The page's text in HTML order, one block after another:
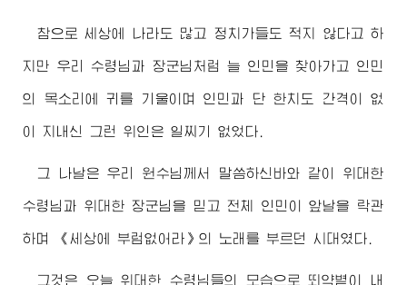
참으로 세상에 나라도 많고 정치가들도 적지 않다고 하
지만 우리 수령님 과 장군님 처럼 늘 인민을 찾아가고 인민
의 목소리에 귀를 기울이며 인민과 단 한치도 간격이 없
이 지내신 그런 위인은 일찌기 없었다.
그 나날은 우리 원수님 께서 말씀하신바와 같이 위대한
수령님 과 위대한 장군님을 믿고 전체 인민이 앞날을 락관
하며 《세상에 부럼없어라》의 노래를 부르던 시대였다.
그것은 오늘위대한 수령님들의 모습으로 뙤약볕이 내